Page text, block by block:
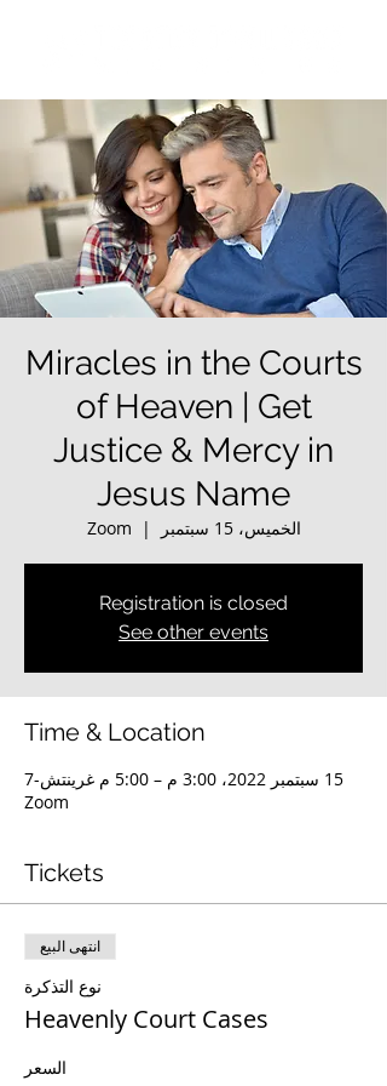
Miracles in the Courts
of Heaven | Get
Justice & Mercy in
Jesus Name
الخميس، 15 سبتمبر
  |
Zoom
Registration is closed
See other events
Time & Location
15 سبتمبر 2022، 3:00 م – 5:00 م غرينتش-7
Zoom
Tickets
انتهى البيع
نوع التذكرة
Heavenly Court Cases
السعر